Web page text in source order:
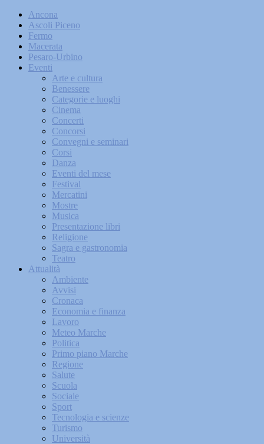
Ancona
Ascoli Piceno
Fermo
Macerata
Pesaro-Urbino
Eventi
Arte e cultura
Benessere
Categorie e luoghi
Cinema
Concerti
Concorsi
Convegni e seminari
Corsi
Danza
Eventi del mese
Festival
Mercatini
Mostre
Musica
Presentazione libri
Religione
Sagra e gastronomia
Teatro
Attualità
Ambiente
Avvisi
Cronaca
Economia e finanza
Lavoro
Meteo Marche
Politica
Primo piano Marche
Regione
Salute
Scuola
Sociale
Sport
Tecnologia e scienze
Turismo
Università